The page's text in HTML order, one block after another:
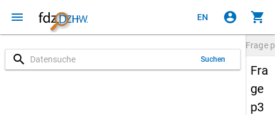
menu EN account_circle shopping_cart
search Suchen
Frage
Fra
ge
p3